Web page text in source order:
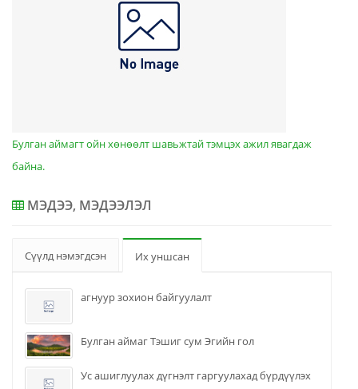
Булган аймагт ойн хөнөөлт шавьжтай тэмцэх ажил явагдаж
байна.
МЭДЭЭ, МЭДЭЭЛЭЛ
Сүүлд нэмэгдсэн Их уншсан
агнуур зохион байгуулалт
Булган аймаг Тэшиг сум Эгийн гол
Ус ашиглуулах дүгнэлт гаргуулахад бүрдүүлэх